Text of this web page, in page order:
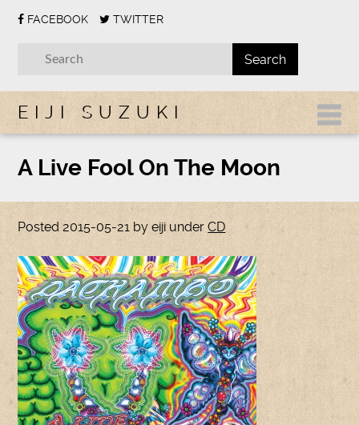
FACEBOOK TWITTER
EIJI SUZUKI
A Live Fool On The Moon
Posted2015-05-21 byeiji underCD